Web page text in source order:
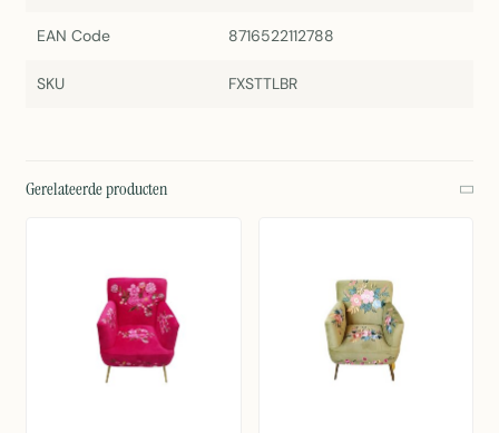
EAN Code 8716522112788
SKU FXSTTLBR
Gerelateerde producten